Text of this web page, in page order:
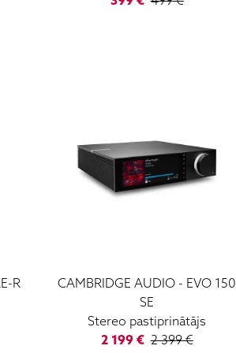
R CAMBRIDGE AUDIO - EVO 150
SE
Stereo pastiprinātājs
2 199€ 2 399€